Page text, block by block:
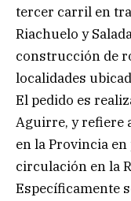
tercer carril en
Riachuelo y
construcción de
localidades
El pedido es
Aguirre, y refiere
en la Provincia
circulación en la
Específicamente